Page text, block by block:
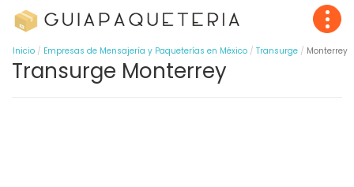
Inicio Empresas de Mensajería y Paqueterías en México Transurge Monterrey
Transurge Monterrey